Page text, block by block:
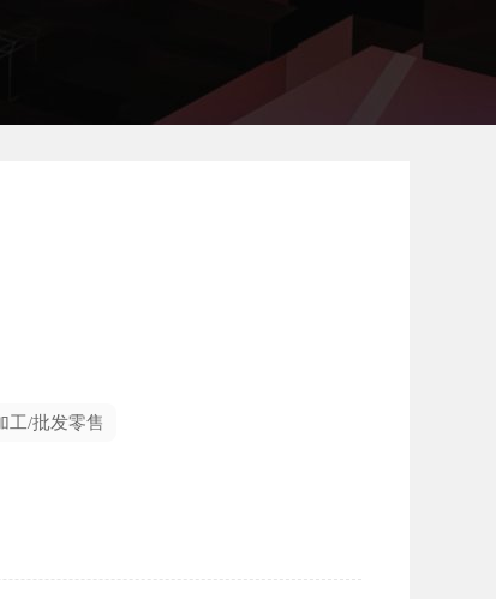
工/批发零售